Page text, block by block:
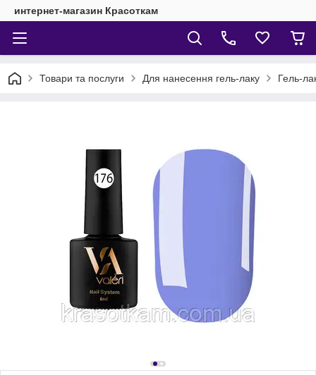
интернет-магазин Красоткам
Товари та послуги Для нанесення гель-лаку Гель-